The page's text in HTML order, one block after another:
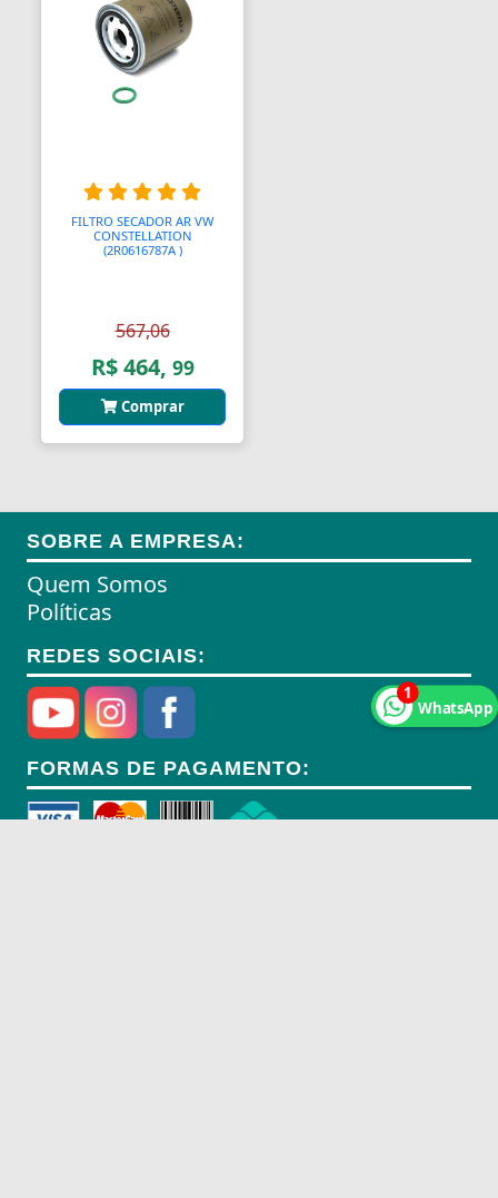
1
WhatsApp
FILTRO SECADOR AR VW
CONSTELLATION
(2R0616787A )
567,06
R$ 464, 99
Comprar
SOBRE A EMPRESA:
Quem Somos
Políticas
REDES SOCIAIS:
FORMAS DE PAGAMENTO: